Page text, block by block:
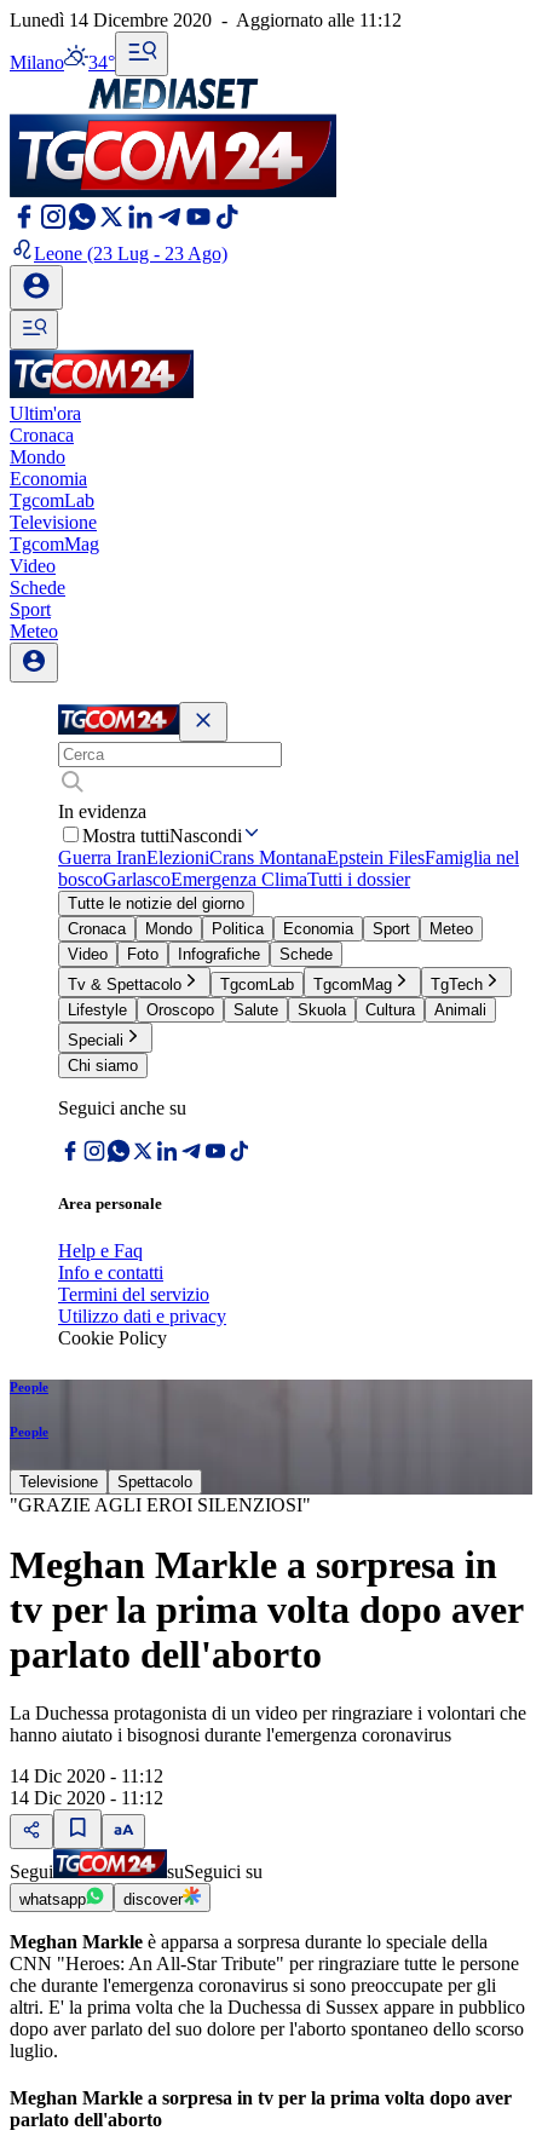
Lunedì 14 Dicembre 2020 - Aggiornato alle 11:12
Milano 34°
Leone (23 Lug - 23 Ago)
Ultim'ora
Cronaca
Mondo
Economia
TgcomLab
Televisione
TgcomMag
Video
Schede
Sport
Meteo
In evidenza
Mostra tuttiNascondi
Guerra IranElezioniCrans MontanaEpstein FilesFamiglia nel
boscoGarlascoEmergenza ClimaTutti i dossier
Tutte le notizie del giorno
Cronaca
Mondo Politica Economia Sport
Meteo
Video
Foto Infografiche
Schede
Tv & Spettacolo
TgcomLab TgcomMag
TgTech
Lifestyle
Oroscopo Salute Skuola Cultura
Animali
Speciali
Chi siamo
Seguici anche su
Area personale
Help e Faq
Info e contatti
Termini del servizio
Utilizzo dati e privacy
Cookie Policy
People
People
Televisione Spettacolo
"GRAZIE AGLI EROI SILENZIOSI"
Meghan Markle a sorpresa in
tv per la prima volta dopo aver
parlato dell'aborto
La Duchessa protagonista di un video per ringraziare i volontari che
hanno aiutato i bisognosi durante l'emergenza coronavirus
14 Dic 2020 - 11:12
14 Dic 2020 - 11:12
Segui suSeguici su
whatsapp discover
Meghan Markle è apparsa a sorpresa durante lo speciale della
CNN "Heroes: An All-Star Tribute" per ringraziare tutte le persone
che durante l'emergenza coronavirus si sono preoccupate per gli
altri. E' la prima volta che la Duchessa di Sussex appare in pubblico
dopo aver parlato del suo dolore per l'aborto spontaneo dello scorso
luglio.
Meghan Markle a sorpresa in tv per la prima volta dopo aver
parlato dell'aborto